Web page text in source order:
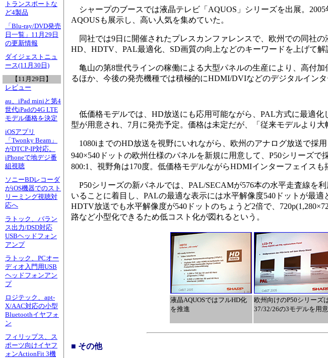
トランスポートな
ど4製品
「Blu-ray/DVD発売
日一覧」11月29日
の更新情報
ダイジェストニュ
ース(11月30日)
【11月29日】
レビュー
au、iPad miniと第4
世代iPadの4G LTE
モデル価格を決定
iOSアプリ
「Twonky Beam」
がDTCP-IP対応。
iPhoneで地デジ番
組視聴
ソニーBDレコーダ
がiOS機器でのスト
リーミング視聴対
応へ
ラトック、バラン
ス出力/DSD対応
USBヘッドフォン
アンプ
ラトック、PCオー
ディオ入門用USB
ヘッドフォンアン
プ
ロジテック、apt-
X/AAC対応の小型
Bluetoothイヤフォ
ン
フィリップス、ス
ポーツ向けイヤフ
ォンActionFit 3機
シャープのブースでは液晶テレビ「AQUOS」シリーズを出展。2005
AQOUSも展示し、高い人気を集めていた。
同社では9日に開催されたプレスカンファレンスで、欧州での同社の
HD、HDTV、PAL最適化、SD画質の向上などのキーワードを上げて解
亀山の第8世代ラインの稼働による大型パネルの生産により、高付加
るほか、今後の発売機種では積極的にHDMI/DVIなどのデジタルインタ
低価格モデルでは、HD放送にも応用可能ながら、PAL方式に最適化
型が用意され、7月に発売予定。価格は未定だが、「従来モデルより大
1080iまでのHD放送を視野にいれながら、欧州のアナログ放送で採
940×540ドットの欧州仕様のパネルを新規に用意して、P50シリーズで
800:1、視野角は170度。低価格モデルながらHDMIインターフェイスも
P50シリーズの新パネルでは、PAL/SECAMが576本の水平走査線を
いることに着目し、PALの最適な表示には水平解像度540ドットが最適
HDTV放送でも水平解像度が540ドットのちょうど2倍で、
路など小型化できるため低コスト化が図れるという。
液晶AQUOSではフルHD化
を推進
欧州向けのP50シリーズ
37/32/26の3モデルを用意
■ その他